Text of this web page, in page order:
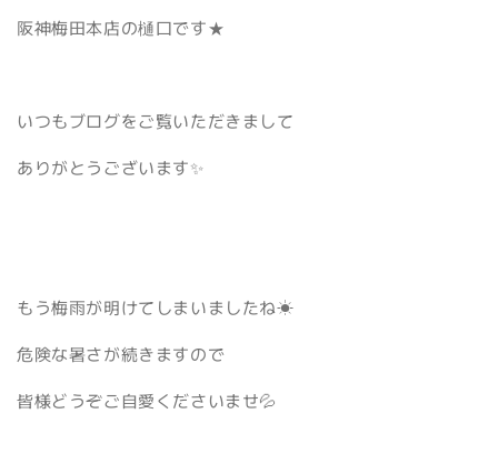
阪神梅田本店の樋口です★
いつもブログをご覧いただきまして
ありがとうございます✨
もう梅雨が明けてしまいましたね☀
危険な暑さが続きますので
皆様どうぞご自愛くださいませ💦